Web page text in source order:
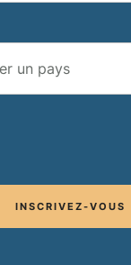
un pays
INSCRIVEZ-VOUS